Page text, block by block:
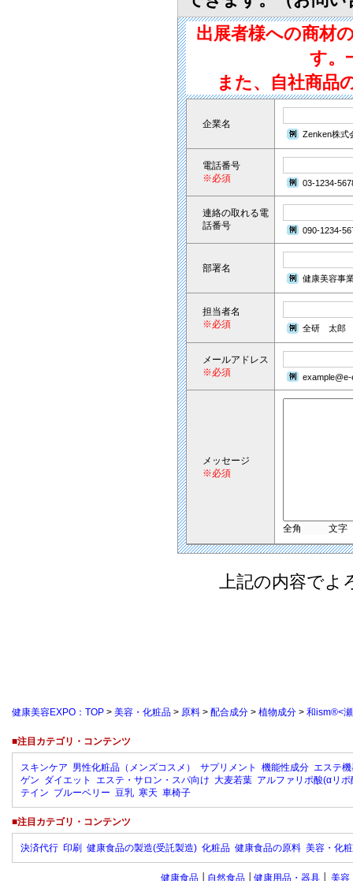
出展者様への商材
す。
また、自社商品
企業名
Zenken株式
電話番号
※必須
03-1234-
連絡の取れる電
話番号
090-1234-
部署名
健康美容事
担当者名
※必須
全研 太郎
メールアドレス
※必須
メッセージ
※必須
全角 文字
上記の内容でよ
健康美容EXPO：TOP > 美容・化粧品 > 原料 > 配合成分 > 植物成分 > 和ism®<
■注目カテゴリ・コンテンツ
スキンケア 男性化粧品（メンズコスメ） サプリメント 機能性成分 エステ
ゲン ダイエット エステ・サロン・スパ向け 大麦若葉 アルファリポ酸(αリポ
テイン ブルーベリー 豆乳 寒天 車椅子
■注目カテゴリ・コンテンツ
決済代行 印刷 健康食品の製造(受託製造) 化粧品 健康食品の原料 美容・化
健康食品 自然食品 健康用品・器具 美容